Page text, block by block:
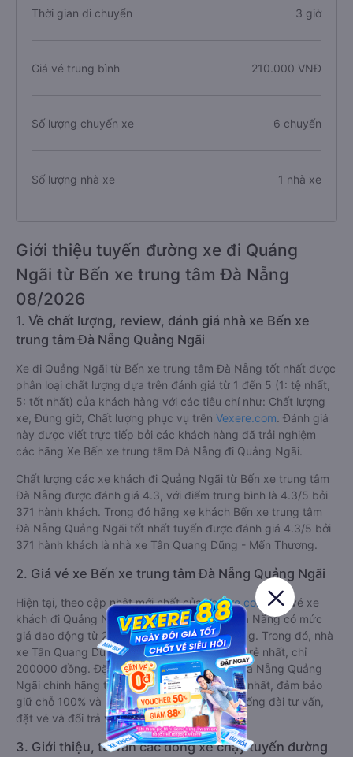
Thời gian di chuyển 3 giờ
Giá vé trung bình 210.000 VNĐ
Số lượng chuyến xe 6 chuyến
Số lượng nhà xe 1 nhà xe
Giới thiệu tuyến đường xe đi Quảng
Ngãi từ Bến xe trung tâm Đà Nẵng
08/2026
1. Về chất lượng, review, đánh giá nhà xe Bến xe
trung tâm Đà Nẵng Quảng Ngãi
Xe đi Quảng Ngãi từ Bến xe trung tâm Đà Nẵng tốt nhất được
phân loại chất lượng dựa trên đánh giá từ 1 đến 5 (1: tệ nhất,
5: tốt nhất) của khách hàng với các tiêu chí như: Chất lượng
xe, Đúng giờ, Chất lượng phục vụ trên Vexere.com. Đánh giá
này được viết trực tiếp bởi các khách hàng đã trải nghiệm
các hãng Xe Bến xe trung tâm Đà Nẵng đi Quảng Ngãi.
Chất lượng các xe khách đi Quảng Ngãi từ Bến xe trung tâm
Đà Nẵng được đánh giá 4.3, với điểm trung bình là 4.3/5 bởi
371 hành khách. Trong đó hãng xe khách Bến xe trung tâm
Đà Nẵng Quảng Ngãi tốt nhất tuyến được đánh giá 4.3/5 bởi
371 hành khách là nhà xe Tân Quang Dũng - Mến Thương.
2. Giá vé xe Bến xe trung tâm Đà Nẵng Quảng Ngãi
Hiện tại, theo cập nhật mới nhất củaVexere.com
, giá vé xe
khách đi Quảng Ngãi từ Bến xe trung tâm Đà Nẵng có mức
giá dao động từ 200000 đồng - 220000 đồng. Trong đó, nhà
xe Tân Quang Dũng - Mến Thương có giá vé rẻ nhất, chỉ
200000 đồng. Đặt vé xe Bến xe trung tâm Đà Nẵng Quảng
Ngãi chính hãng tạiVexere.comđể có giá rẻ nhất, đảm bảo
giữ chỗ 100% và hỗ trợ đổi trả vé miễn phí. Tổng đài tư vấn,
đặt vé và đổi trả vé miễn phí:1900 888684.
3. Giới thiệu, tư vấn các dòng xe chạy tuyến đường